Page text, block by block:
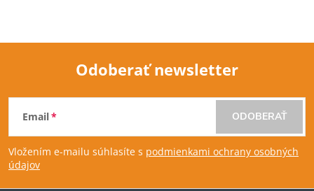
Z
á
p
Odoberať newsletter
Email
Vložením e-mailu súhlasíte s podmienkami ochrany osobných
údajov
ODOBERAŤ